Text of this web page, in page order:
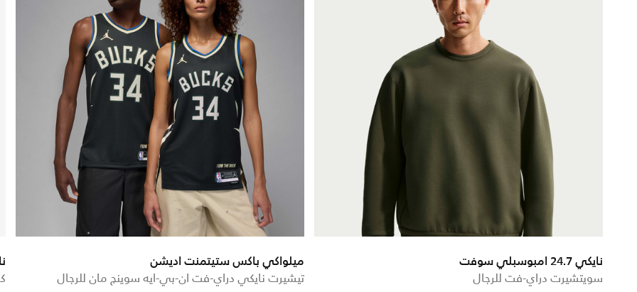
نايكي 24.7 امبوسبلي سوفت
سويتشيرت دراي-فت للرجال
ميلواكي باكس ستيتمنت اديشن
تيشيرت نايكي دراي-فت ان-بي-ايه سوينج مان للرجال